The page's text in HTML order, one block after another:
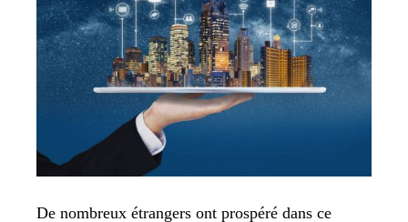
De nombreux étrangers ont prospéré dans ce